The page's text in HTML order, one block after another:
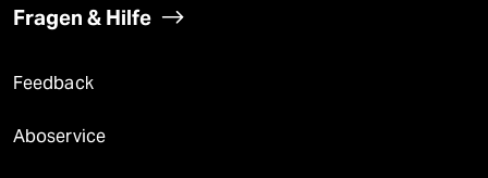
Fragen & Hilfe
Feedback
Aboservice